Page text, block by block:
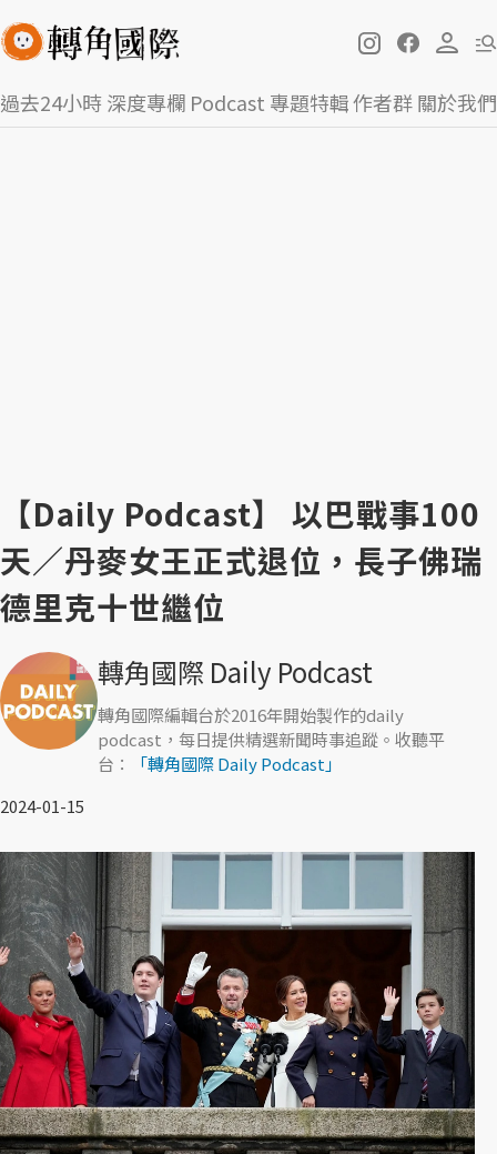
過去24小時深度專欄 Podcast 專題特輯作者群關於我們
【Daily Podcast】 以巴戰事100
天／丹麥女王正式退位，長子佛瑞
德里克十世繼位
轉角國際 Daily Podcast
轉角國際編輯台於2016年開始製作的daily
podcast，每日提供精選新聞時事追蹤。收聽平
台：
「轉角國際 Daily Podcast」
2024-01-15